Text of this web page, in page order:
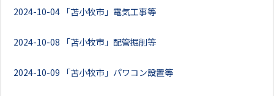
2024-10-04 「苫小牧市」電気工事等
2024-10-08 「苫小牧市」配管掘削等
2024-10-09 「苫小牧市」パワコン設置等